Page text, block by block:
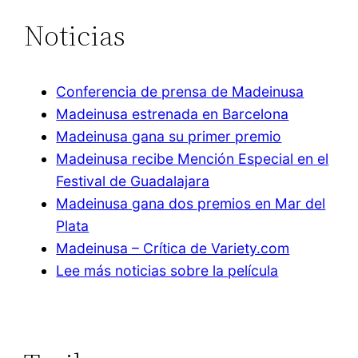
Noticias
Conferencia de prensa de Madeinusa
Madeinusa estrenada en Barcelona
Madeinusa gana su primer premio
Madeinusa recibe Mención Especial en el
Festival de Guadalajara
Madeinusa gana dos premios en Mar del
Plata
Madeinusa – Crítica de Variety.com
Lee más noticias sobre la película